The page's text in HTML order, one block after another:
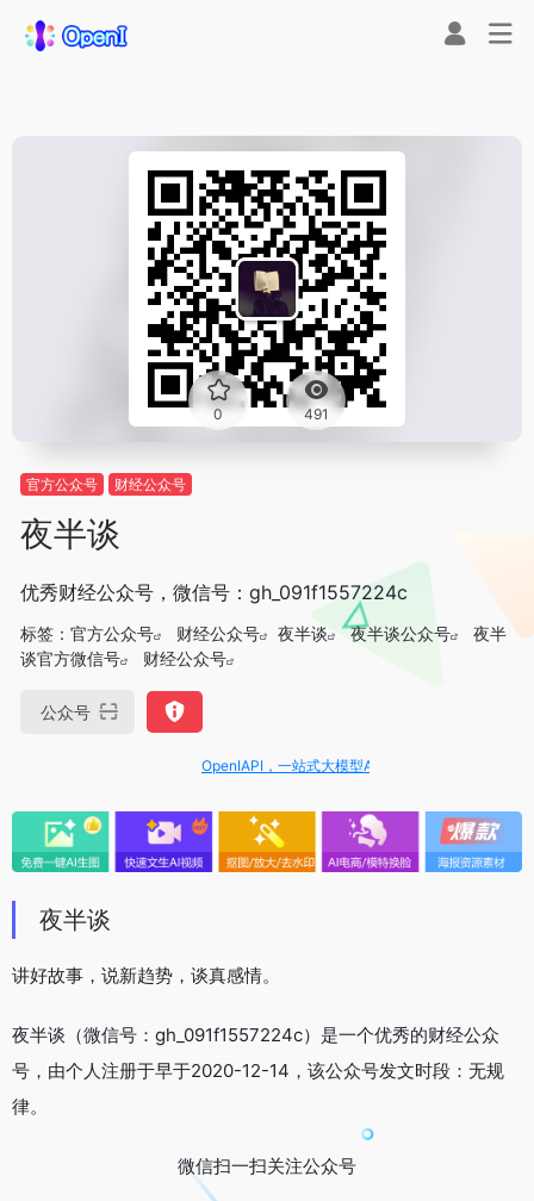
0 491
官方公众号 财经公众号
夜半谈
优秀财经公众号，微信号：gh_091f1557224c
标签： 官方公众号 财经公众号 夜半谈 夜半谈公众号
夜半
谈官方微信号
财经公众号
公众号
OpenIAPI，一站式大模型API聚合平台
夜半谈
讲好故事，说新趋势，谈真感情。
夜半谈（微信号：gh_091f1557224c）是一个优秀的财经公众
号，由个人注册于早于2020-12-14，该公众号发文时段：无规
律。
微信扫一扫关注公众号